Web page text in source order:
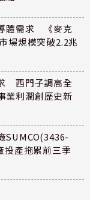
體需求 《麥克
場規模突破2.2兆
西門子調高全
業利潤創歷史新
SUMCO(3436-
投產拖累前三季